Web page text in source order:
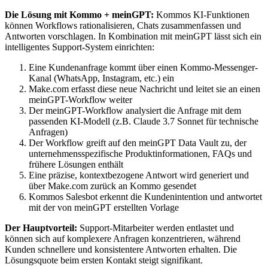
Die Lösung mit Kommo + meinGPT: Kommos KI-Funktionen
können Workflows rationalisieren, Chats zusammenfassen und
Antworten vorschlagen. In Kombination mit meinGPT lässt sich ein
intelligentes Support-System einrichten:
Eine Kundenanfrage kommt über einen Kommo-Messenger-
Kanal (WhatsApp, Instagram, etc.) ein
Make.com erfasst diese neue Nachricht und leitet sie an einen
meinGPT-Workflow weiter
Der meinGPT-Workflow analysiert die Anfrage mit dem
passenden KI-Modell (z.B. Claude 3.7 Sonnet für technische
Anfragen)
Der Workflow greift auf den meinGPT Data Vault zu, der
unternehmensspezifische Produktinformationen, FAQs und
frühere Lösungen enthält
Eine präzise, kontextbezogene Antwort wird generiert und
über Make.com zurück an Kommo gesendet
Kommos Salesbot erkennt die Kundenintention und antwortet
mit der von meinGPT erstellten Vorlage
Der Hauptvorteil: Support-Mitarbeiter werden entlastet und
können sich auf komplexere Anfragen konzentrieren, während
Kunden schnellere und konsistentere Antworten erhalten. Die
Lösungsquote beim ersten Kontakt steigt signifikant.